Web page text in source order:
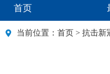
首页
当前位置： 首页 > 抗击新